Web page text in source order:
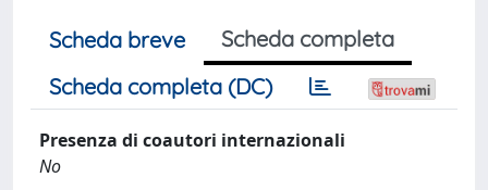
Scheda breve
Scheda completa
Scheda completa (DC)
Presenza di coautori internazionali
No